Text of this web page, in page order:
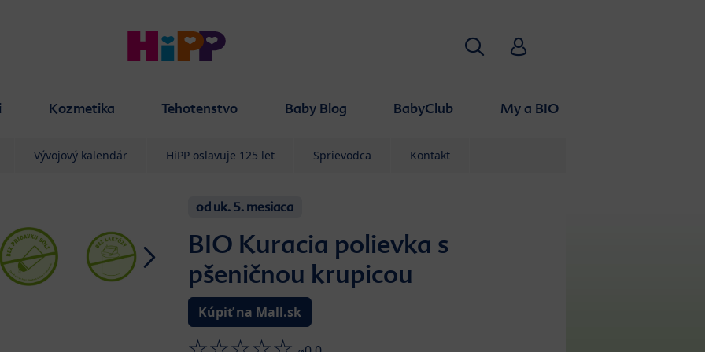
Kozmetika Tehotenstvo Baby Blog BabyClub My a BIO
HľadaťHiPP Babyclub
Vývojový kalendár HiPP oslavuje 125 let Sprievodca Kontakt
od uk. 5. mesiaca
BIO Kuracia polievka s
pšeničnou krupicou
Kúpiť na Mall.sk